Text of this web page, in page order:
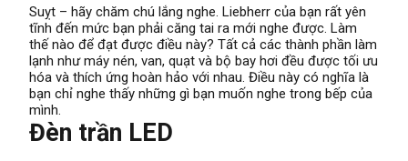
Suỵt – hãy chăm chú lắng nghe. Liebherr của bạn rất yên
tĩnh đến mức bạn phải căng tai ra mới nghe được. Làm
thế nào để đạt được điều này? Tất cả các thành phần làm
lạnh như máy nén, van, quạt và bộ bay hơi đều được tối ưu
hóa và thích ứng hoàn hảo với nhau. Điều này có nghĩa là
bạn chỉ nghe thấy những gì bạn muốn nghe trong bếp của
mình.
Đèn trần LED